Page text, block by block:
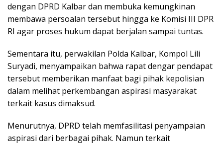
dengan DPRD Kalbar dan membuka kemungkinan
membawa persoalan tersebut hingga ke Komisi III DPR
RI agar proses hukum dapat berjalan sampai tuntas.
Sementara itu, perwakilan Polda Kalbar, Kompol Lili
Suryadi, menyampaikan bahwa rapat dengar pendapat
tersebut memberikan manfaat bagi pihak kepolisian
dalam melihat perkembangan aspirasi masyarakat
terkait kasus dimaksud.
Menurutnya, DPRD telah memfasilitasi penyampaian
aspirasi dari berbagai pihak. Namun terkait